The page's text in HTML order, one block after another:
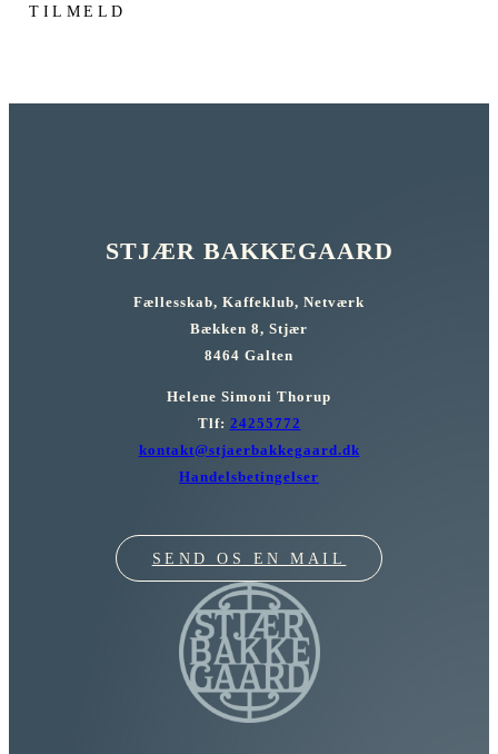
TILMELD
STJÆR BAKKEGAARD
Fællesskab, Kaffeklub, Netværk
Bækken 8, Stjær
8464 Galten
Helene Simoni Thorup
Tlf: 24255772
kontakt@stjaerbakkegaard.dk
Handelsbetingelser
SEND OS EN MAIL